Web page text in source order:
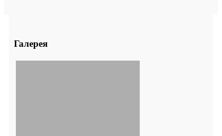
Галерея